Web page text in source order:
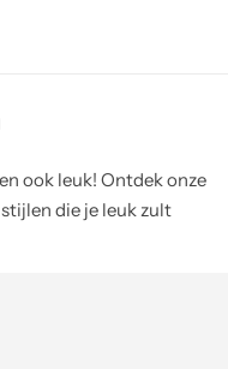
ook leuk! Ontdek onze
die je leuk zult